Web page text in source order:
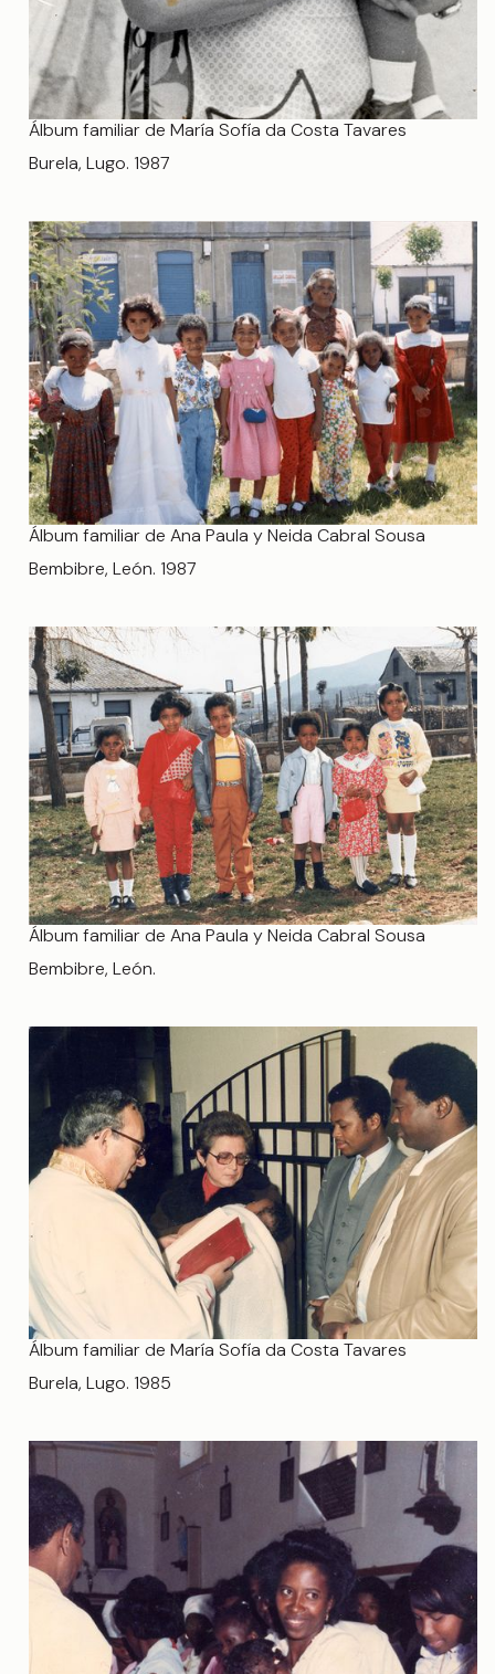
Álbum familiar de María Sofía da Costa Tavares
Burela, Lugo. 1987
Álbum familiar de Ana Paula y Neida Cabral Sousa
Bembibre, León. 1987
Álbum familiar de Ana Paula y Neida Cabral Sousa
Bembibre, León.
Álbum familiar de María Sofía da Costa Tavares
Burela, Lugo. 1985